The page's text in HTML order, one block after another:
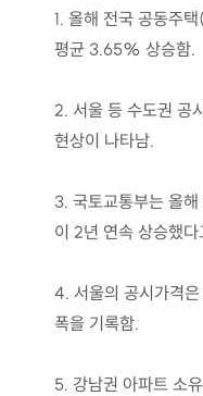
1. 올해 전국 공동주
평균 3.65% 상승함.
2. 서울 등 수도권 공
현상이 나타남.
3. 국토교통부는 올해
이 2년 연속 상승했다
4. 서울의 공시가격
폭을 기록함.
5. 강남권 아파트 소